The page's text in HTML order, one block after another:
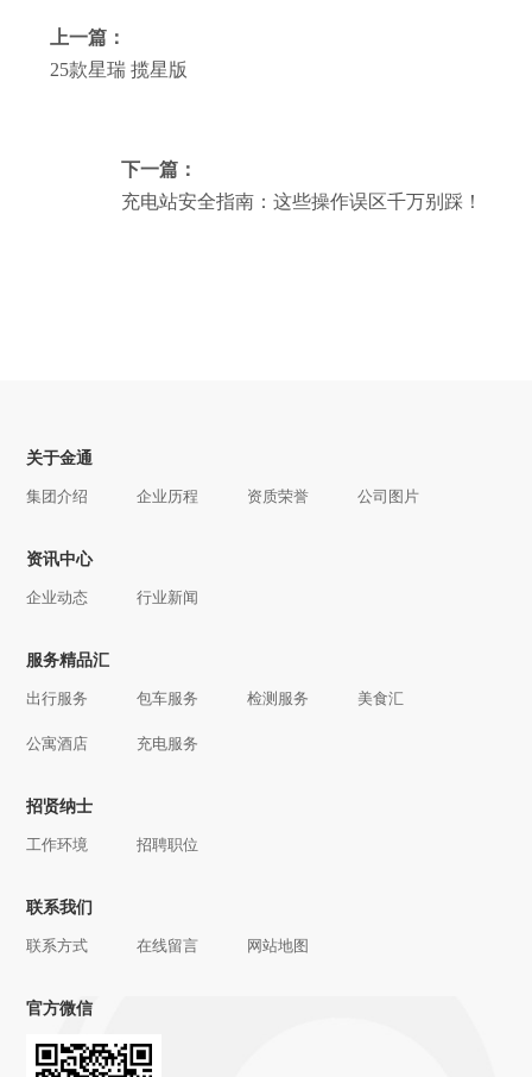
上一篇：
25款星瑞 揽星版
下一篇：
充电站安全指南：这些操作误区千万别踩！
关于金通
集团介绍 企业历程 资质荣誉 公司图片
资讯中心
企业动态 行业新闻
服务精品汇
出行服务 包车服务 检测服务 美食汇
公寓酒店 充电服务
招贤纳士
工作环境 招聘职位
联系我们
联系方式 在线留言 网站地图
官方微信